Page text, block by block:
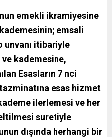
emekli ikramiyesine
emsali
unvanı itibariyle
kademesine,
Esasların 7 nci
esas hizmet
ilerlemesi ve her
suretiyle
dışında herhangi bir